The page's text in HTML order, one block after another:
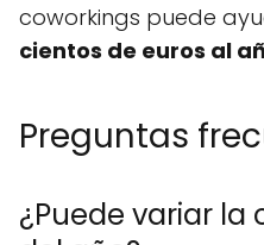
coworkings puede
cientos de euros al
Preguntas
¿Puede variar la